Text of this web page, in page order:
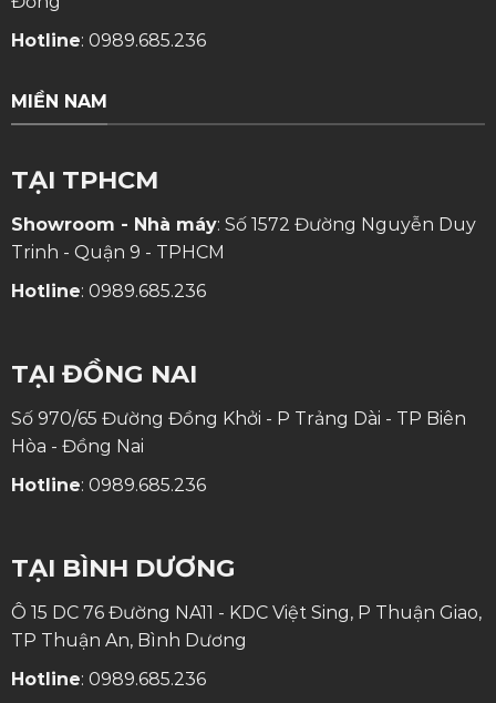
Hotline: 0989.685.236
MIỀN NAM
TẠI TPHCM
Showroom - Nhà máy: Số 1572 Đường Nguyễn Duy
Trinh - Quận 9 - TPHCM
Hotline: 0989.685.236
TẠI ĐỒNG NAI
Số 970/65 Đường Đồng Khởi - P Trảng Dài - TP Biên
Hòa - Đồng Nai
Hotline: 0989.685.236
TẠI BÌNH DƯƠNG
Ô 15 DC 76 Đường NA11 - KDC Việt Sing, P Thuận Giao,
TP Thuận An, Bình Dương
Hotline: 0989.685.236